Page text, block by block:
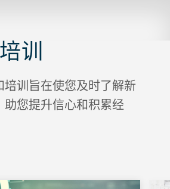
训
培训旨在使您及时了解新
助您提升信心和积累经